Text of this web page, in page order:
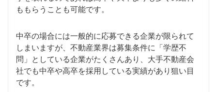
ももらうことも可能です。
中卒の場合には一般的に応募できる企業が限られて
しまいますが、不動産業界は募集条件に「学歴不
問」としている企業がたくさんあり、大手不動産会
社でも中卒や高卒を採用している実績があり狙い目
です。